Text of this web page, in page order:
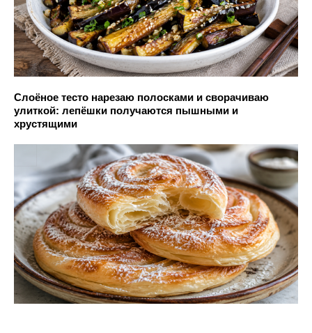
Слоёное тесто нарезаю полосками и сворачиваю
улиткой: лепёшки получаются пышными и
хрустящими